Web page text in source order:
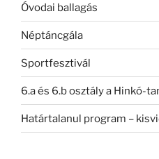
Óvodai ballagás
Néptáncgála
Sportfesztivál
6.a és 6.b osztály a Hinkó-
Határtalanul program –